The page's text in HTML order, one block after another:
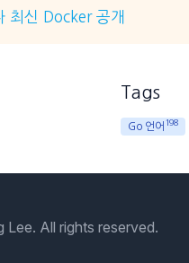
최신 Docker 공개
Tags
Go 언어 198
All rights reserved.